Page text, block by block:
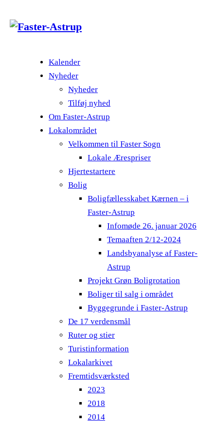
Kalender
Nyheder
Nyheder
Tilføj nyhed
Om Faster-Astrup
Lokalområdet
Velkommen til Faster Sogn
Lokale Ærespriser
Hjertestartere
Bolig
Boligfællesskabet Kærnen – i
Faster-Astrup
Infomøde 26. januar 2026
Temaaften 2/12-2024
Landsbyanalyse af Faster-
Astrup
Projekt Grøn Boligrotation
Boliger til salg i området
Byggegrunde i Faster-Astrup
De 17 verdensmål
Ruter og stier
Turistinformation
Lokalarkivet
Fremtidsværksted
2023
2018
2014